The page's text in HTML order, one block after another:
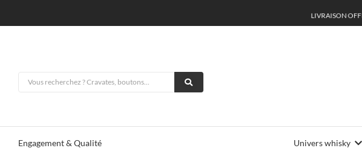
VRAISONOFFE
Engagement & Qualité Univers whisky